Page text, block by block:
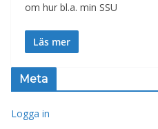
om hur bl.a. min SSU
Läs mer
Meta
Logga in